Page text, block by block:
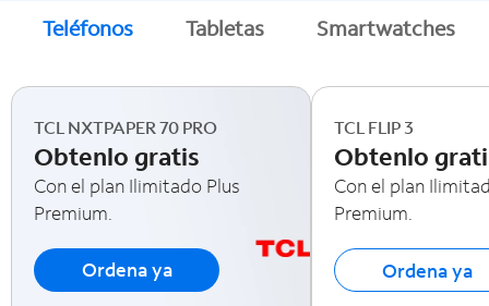
A
Teléfonos Tabletas Smartwatches
TCL NXTPAPER 70 PRO
Obtenlo gratis
Con el plan Ilimitado Plus
Premium.
Ordena ya
TCL FLIP 3
Obtenlo
Con el plan
Premium.
Ordena ya